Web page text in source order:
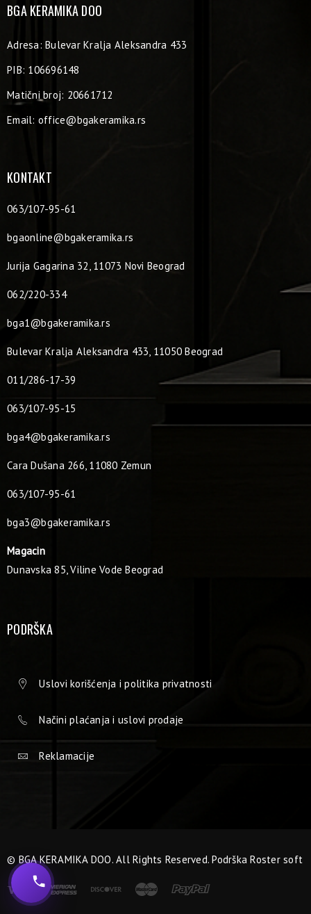
BGA KERAMIKA DOO
Adresa: Bulevar Kralja Aleksandra 433
PIB: 106696148
Matični broj: 20661712
Email: office@bgakeramika.rs
KONTAKT
063/107-95-61
bgaonline@bgakeramika.rs
Jurija Gagarina 32, 11073 Novi Beograd
062/220-334
bga1@bgakeramika.rs
Bulevar Kralja Aleksandra 433, 11050 Beograd
011/286-17-39
063/107-95-15
bga4@bgakeramika.rs
Cara Dušana 266, 11080 Zemun
063/107-95-61
bga3@bgakeramika.rs
Magacin
Dunavska 85, Viline Vode Beograd
PODRŠKA
Uslovi korišćenja i politika privatnosti
Načini plaćanja i uslovi prodaje
Reklamacije
© BGA KERAMIKA DOO. All Rights Reserved. PodrškaRoster soft